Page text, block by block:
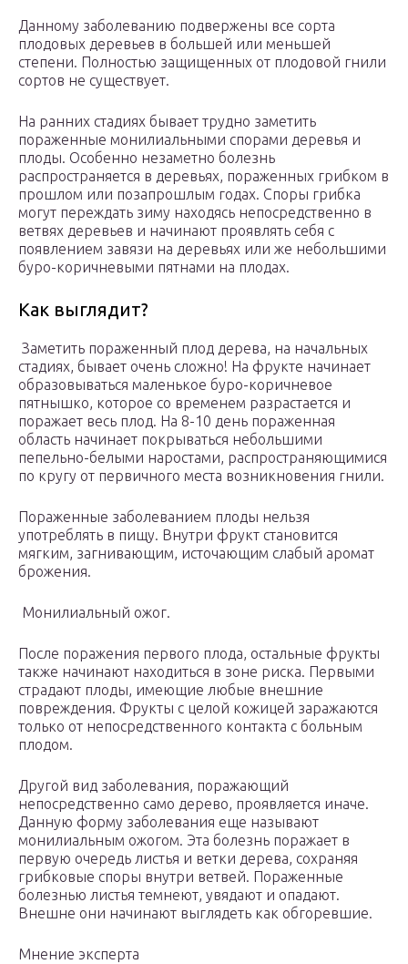
Данному заболеванию подвержены все сорта
плодовых деревьев в большей или меньшей
степени. Полностью защищенных от плодовой гнили
сортов не существует.
На ранних стадиях бывает трудно заметить
пораженные монилиальными спорами деревья и
плоды. Особенно незаметно болезнь
распространяется в деревьях, пораженных грибком в
прошлом или позапрошлым годах. Споры грибка
могут переждать зиму находясь непосредственно в
ветвях деревьев и начинают проявлять себя с
появлением завязи на деревьях или же небольшими
буро-коричневыми пятнами на плодах.
Как выглядит?
Заметить пораженный плод дерева, на начальных
стадиях, бывает очень сложно! На фрукте начинает
образовываться маленькое буро-коричневое
пятнышко, которое со временем разрастается и
поражает весь плод. На 8-10 день пораженная
область начинает покрываться небольшими
пепельно-белыми наростами, распространяющимися
по кругу от первичного места возникновения гнили.
Пораженные заболеванием плоды нельзя
употреблять в пищу. Внутри фрукт становится
мягким, загнивающим, источающим слабый аромат
брожения.
Монилиальный ожог.
После поражения первого плода, остальные фрукты
также начинают находиться в зоне риска. Первыми
страдают плоды, имеющие любые внешние
повреждения. Фрукты с целой кожицей заражаются
только от непосредственного контакта с больным
плодом.
Другой вид заболевания, поражающий
непосредственно само дерево, проявляется иначе.
Данную форму заболевания еще называют
монилиальным ожогом. Эта болезнь поражает в
первую очередь листья и ветки дерева, сохраняя
грибковые споры внутри ветвей. Пораженные
болезнью листья темнеют, увядают и опадают.
Внешне они начинают выглядеть как обгоревшие.
Мнение эксперта